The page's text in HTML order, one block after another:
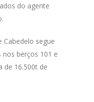
do agente
segue
berços 101 e
de 16.500t de